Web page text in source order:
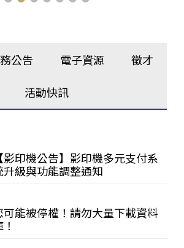
公告 電子資源 徵才
活動快訊
【影印機公告】影印機多元支付系
升級與功能調整通知
可能被停權！請勿大量下載資料